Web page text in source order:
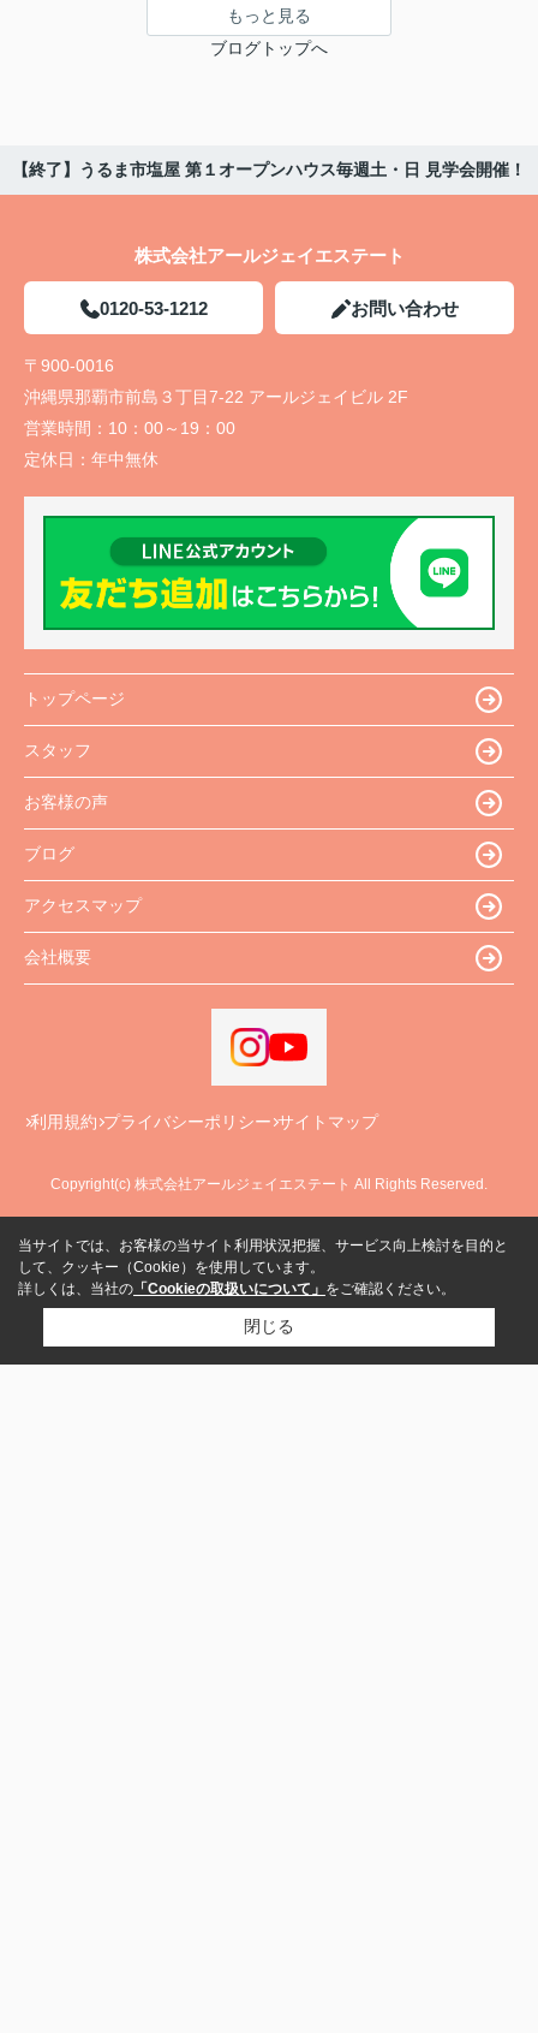
もっと見る
ブログトップへ
【終了】うるま市塩屋 第１オープンハウス毎週土・日 見学会開催！
株式会社アールジェイエステート
0120-53-1212 お問い合わせ
〒900-0016
沖縄県那覇市前島３丁目7-22 アールジェイビル 2F
営業時間： 10：00～19：00
定休日： 年中無休
トップページ
スタッフ
お客様の声
ブログ
アクセスマップ
会社概要
利用規約 プライバシーポリシー サイトマップ
Copyright(c) 株式会社アールジェイエステート All Rights Reserved.
当サイトでは、お客様の当サイト利用状況把握、サービス向上検討を目的と
して、クッキー（Cookie）を使用しています。
詳しくは、当社の 「Cookieの取扱いについて」 をご確認ください。
閉じる